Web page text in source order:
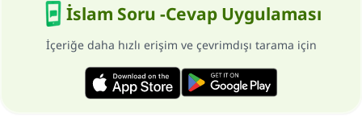
İslam Soru -Cevap Uygulaması
İçeriğe daha hızlı erişim ve çevrimdışı tarama için